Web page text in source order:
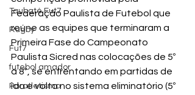
Taubaté Fut7
Rugby
Fut7
futebol amador
Paratletismo
Federação Paulista de Futebol que
reúne as equipes que terminaram a
Primeira Fase do Campeonato
Paulista Sicred nas colocações de 5º
a 8º, se enfrentando em partidas de
ida e volta no sistema eliminatório (5º